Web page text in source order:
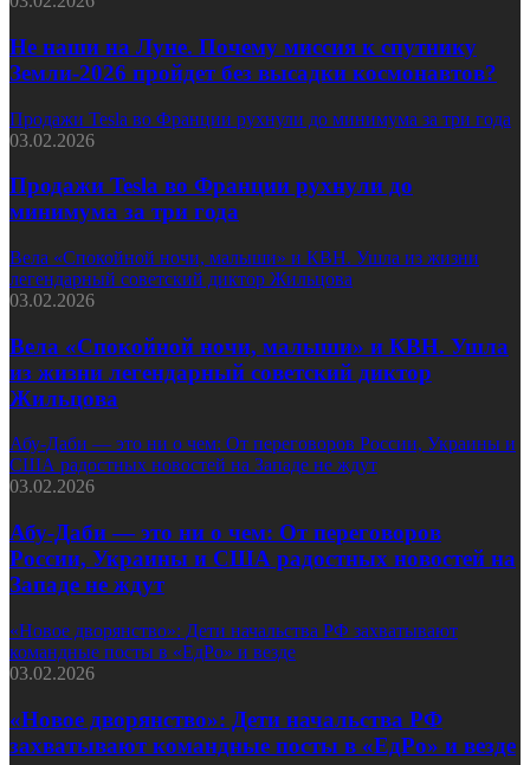
Не наши на Луне. Почему миссия к спутнику
Земли-2026 пройдет без высадки космонавтов?
Продажи Tesla во Франции рухнули до минимума за три года
03.02.2026
Продажи Tesla во Франции рухнули до
минимума за три года
Вела «Спокойной ночи, малыши» и КВН. Ушла из жизни
легендарный советский диктор Жильцова
03.02.2026
Вела «Спокойной ночи, малыши» и КВН. Ушла
из жизни легендарный советский диктор
Жильцова
Абу-Даби — это ни о чем: От переговоров России, Украины и
США радостных новостей на Западе не ждут
03.02.2026
Абу-Даби — это ни о чем: От переговоров
России, Украины и США радостных новостей на
Западе не ждут
«Новое дворянство»: Дети начальства РФ захватывают
командные посты в «ЕдРо» и везде
03.02.2026
«Новое дворянство»: Дети начальства РФ
захватывают командные посты в «ЕдРо» и везде